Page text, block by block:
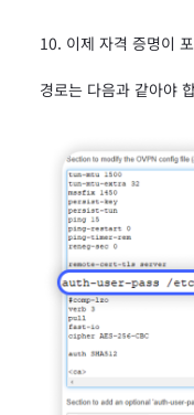
이제 자격 증명이
경로는 다음과 같아야